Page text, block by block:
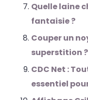
Quelle laine
fantaisie ?
Couper un
superstition ?
CDC Net :
essentiel